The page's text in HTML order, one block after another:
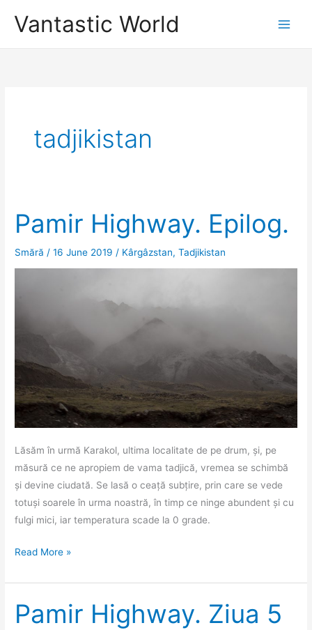
Vantastic World
tadjikistan
Pamir Highway. Epilog.
Smără /16 June 2019 / Kârgâzstan,Tadjikistan
Lăsăm în urmă Karakol, ultima localitate de pe drum, și, pe
măsură ce ne apropiem de vama tadjică, vremea se schimbă
și devine ciudată. Se lasă o ceață subțire, prin care se vede
totuși soarele în urma noastră, în timp ce ninge abundent și cu
fulgi mici, iar temperatura scade la 0 grade.
Pamir
Epilog.
Read More »
Pamir Highway. Ziua 5